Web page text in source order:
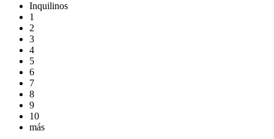
Inquilinos
1
2
3
4
5
6
7
8
9
10
más